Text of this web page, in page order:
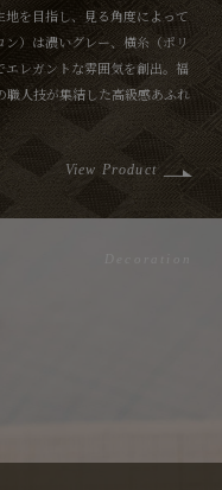
地を目指し、見る角度によって
）は濃いグレー、横糸（ポリ
レガントな雰囲気を創出。福
人技が集結した高級感あふれ
View Product